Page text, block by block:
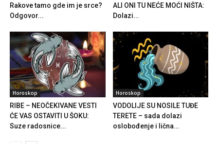
Rakove tamo gde im je srce?
Odgovor...
ALI ONI TU NEĆE MOĆI NIŠTA:
Dolazi...
Horoskop
RIBE – NEOČEKIVANE VESTI
ĆE VAS OSTAVITI U ŠOKU:
Suze radosnice...
Horoskop
VODOLIJE SU NOSILE TUĐE
TERETE – sada dolazi
oslobođenje i lična...